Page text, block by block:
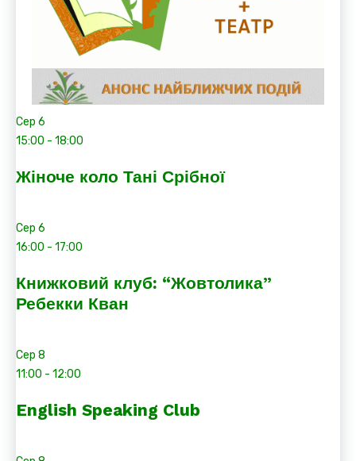
Сер 6
15:00 - 18:00
Жіноче коло Тані Срібної
Сер 6
16:00 - 17:00
Книжковий клуб: “Жовтолика”
Ребекки Кван
Сер 8
11:00 - 12:00
English Speaking Club